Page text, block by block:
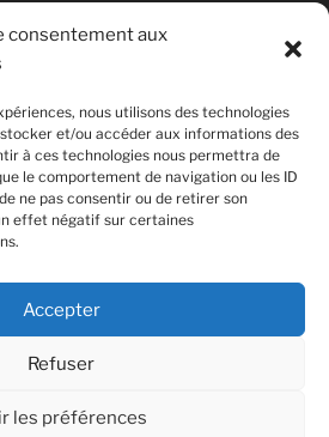
consentement aux
nous utilisons des technologies
et/ou accéder aux informations des
à ces technologies nous permettra de
le comportement de navigation ou les ID
ne pas consentir ou de retirer son
effet négatif sur certaines
Accepter
Refuser
les préférences
toute sérénité.
E-
mail
Fièrement propulsé par